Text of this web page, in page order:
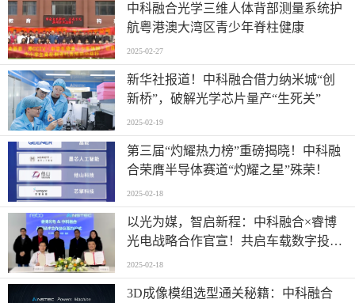
中科融合光学三维人体背部测量系统护
航粤港澳大湾区青少年脊柱健康
2025-02-27
新华社报道！中科融合借力纳米城“创
新桥”，破解光学芯片量产“生死关”
2025-02-19
第三届“灼耀热力榜”重磅揭晓！中科融
合荣膺半导体赛道“灼耀之星”殊荣！
2025-02-18
以光为媒，智启新程：中科融合×睿博
光电战略合作官宣！共启车载数字投影
新纪元
2025-02-18
3D成像模组选型通关秘籍：中科融合